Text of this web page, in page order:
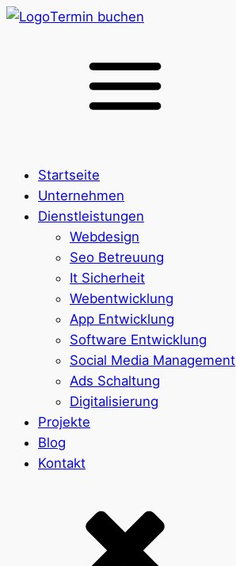
Termin buchen
Startseite
Unternehmen
Dienstleistungen
Webdesign
Seo Betreuung
It Sicherheit
Webentwicklung
App Entwicklung
Software Entwicklung
Social Media Management
Ads Schaltung
Digitalisierung
Projekte
Blog
Kontakt